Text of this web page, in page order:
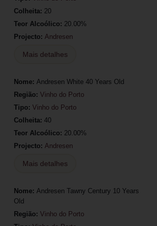
Colheita: 20
Teor Alcoólico: 20.00%
Projecto: Andresen
Mais detalhes
Nome: Andresen White 40 Years Old
Região: Vinho do Porto
Tipo: Vinho do Porto
Colheita: 40
Teor Alcoólico: 20.00%
Projecto: Andresen
Mais detalhes
Nome: Andresen Tawny Century 10 Years
Old
Região: Vinho do Porto